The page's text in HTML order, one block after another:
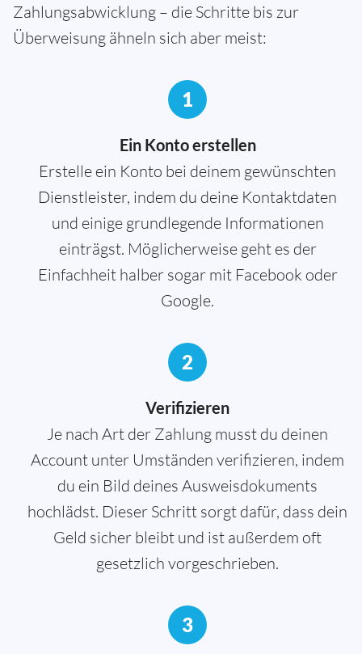
Zahlungsabwicklung – die Schritte bis zur
Überweisung ähneln sich aber meist:
1
Ein Konto erstellen
Erstelle ein Konto bei deinem gewünschten
Dienstleister, indem du deine Kontaktdaten
und einige grundlegende Informationen
einträgst. Möglicherweise geht es der
Einfachheit halber sogar mit Facebook oder
Google.
2
Verifizieren
Je nach Art der Zahlung musst du deinen
Account unter Umständen verifizieren, indem
du ein Bild deines Ausweisdokuments
hochlädst. Dieser Schritt sorgt dafür, dass dein
Geld sicher bleibt und ist außerdem oft
gesetzlich vorgeschrieben.
3